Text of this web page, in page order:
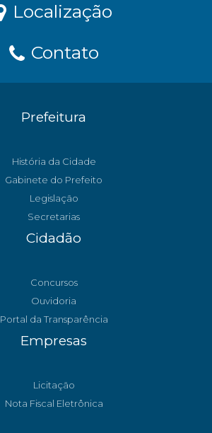
Localização
Contato
Prefeitura
História da Cidade
Gabinete do Prefeito
Legislação
Secretarias
Cidadão
Concursos
Ouvidoria
Portal da Transparência
Empresas
Licitação
Nota Fiscal Eletrônica